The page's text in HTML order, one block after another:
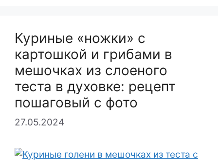
Куриные «ножки» с
картошкой и грибами в
мешочках из слоеного
теста в духовке: рецепт
пошаговый с фото
27.05.2024